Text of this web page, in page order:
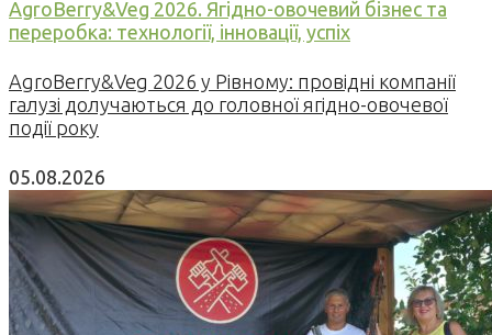
AgroBerry&Veg 2026. Ягідно-овочевий бізнес та
переробка: технології, інновації, успіх
AgroBerry&Veg 2026 у Рівному: провідні компанії
галузі долучаються до головної ягідно-овочевої
події року
05.08.2026